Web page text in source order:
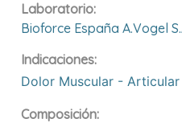
Laboratorio:
Bioforce España A.vogel
Indicaciones:
Dolor Muscular - Articular
Composición: